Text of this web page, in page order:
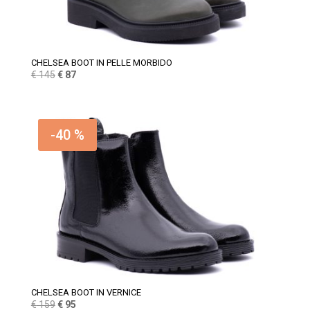
CHELSEA BOOT IN PELLE MORBIDO
€145 Il
era:
€ 145.
€87Il
è:
€ 87.
-40 %
CHELSEA BOOT IN VERNICE
€159 Il
€95Il